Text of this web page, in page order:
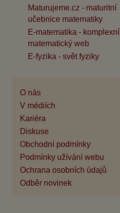
Maturujeme.cz - maturitní
učebnice matematiky
E-matematika - komplexní
matematický web
E-fyzika - svět fyziky
O nás
V médiích
Kariéra
Diskuse
Obchodní podmínky
Podmínky užívání webu
Ochrana osobních údajů
Odběr novinek